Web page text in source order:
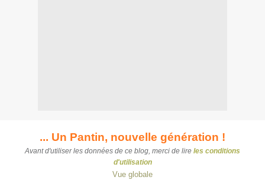
... Un Pantin, nouvelle génération !
Avant d'utiliser les données de ce blog, merci de lire les conditions
d'utilisation
Vue globale